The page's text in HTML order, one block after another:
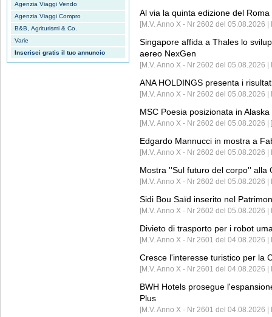
Agenzia Viaggi Vendo
Agenzia Viaggi Compro
B&B, Agriturismi & Co.
Varie
Inserisci gratis il tuo annuncio
Al via la quinta edizione del
[M.V. Anno X - Nr 2602 del 05.08.2026 |
Singapore affida a Thales lo
aereo NexGen
[M.V. Anno X - Nr 2602 del 05.08.2026
ANA HOLDINGS presenta i
[M.V. Anno X - Nr 2602 del 05.08.2026
MSC Poesia posizionata in
[M.V. Anno X - Nr 2602 del 05.08.2026 | ]
Edgardo Mannucci in mostra a
[M.V. Anno X - Nr 2602 del 05.08.2026 |
Mostra ''Sul futuro del corpo'' alla
[M.V. Anno X - Nr 2602 del 05.08.2026
Sidi Bou Saïd inserito nel
[M.V. Anno X - Nr 2602 del 05.08.2026
Divieto di trasporto per i robot
[M.V. Anno X - Nr 2601 del 04.08.2026
Cresce l'interesse turistico per la
[M.V. Anno X - Nr 2601 del 04.08.2026 |
BWH Hotels prosegue
Plus
[M.V. Anno X - Nr 2601 del 04.08.2026 |